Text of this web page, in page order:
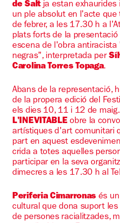
de Saltja estan exhaurides
un ple absolut en l'acte
de febrer, a les 17.30 h a
plats forts de la
escena de l'obra antiracista
negras", interpretada per
Carolina Torres Topaga.
Abans de la representació,
de la propera edició del
els dies 10, 11 i 12 de
L'INEVITABLEobre la
artístiques d'art comunitari
part en aquest
crida a totes aquelles
participar en la seva
dimecres a les 17.30 h al
Periferia Cimarronas és
cultural que dona suport
de persones racialitzades,